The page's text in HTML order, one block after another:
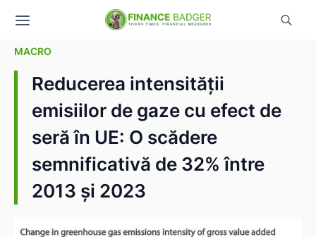
MACRO
Reducerea intensității
emisiilor de gaze cu efect de
seră în UE: O scădere
semnificativă de 32% între
2013 și 2023